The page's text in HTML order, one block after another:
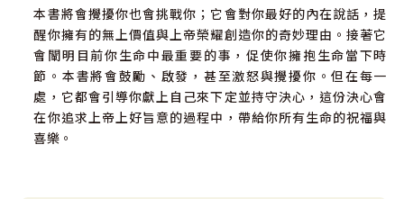
本書將會攪擾你也會挑戰你；它會對你最好的內在說話，提
醒你擁有的無上價值與上帝榮耀創造你的奇妙理由。接著它
會闡明目前你生命中最重要的事，促使你擁抱生命當下時
節。本書將會鼓勵、啟發，甚至激怒與攪擾你。但在每一
處，它都會引導你獻上自己來下定並持守決心，這份決心會
在你追求上帝上好旨意的過程中，帶給你所有生命的祝福與
喜樂。